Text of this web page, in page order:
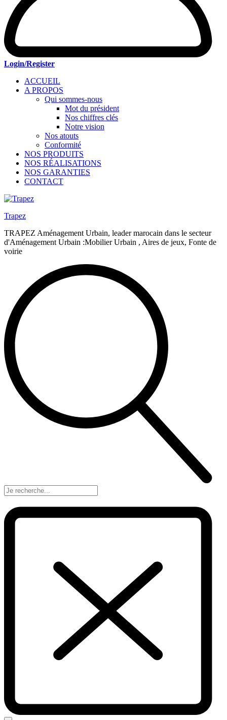
Login/Register
ACCUEIL
A PROPOS
Qui sommes-nous
Mot du président
Nos chiffres clés
Notre vision
Nos atouts
Conformité
NOS PRODUITS
NOS RÉALISATIONS
NOS GARANTIES
CONTACT
Trapez
TRAPEZ Aménagement Urbain, leader marocain dans le secteur
d'Aménagement Urbain :Mobilier Urbain , Aires de jeux, Fonte de
voirie